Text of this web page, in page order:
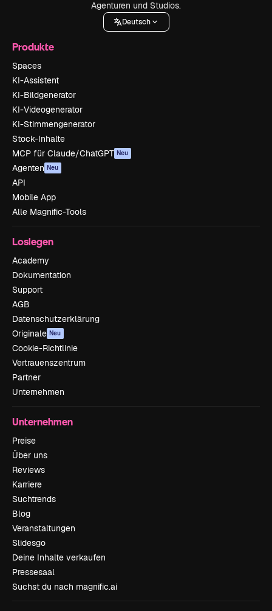
Agenturen und Studios.
Deutsch
Produkte
Spaces
KI-Assistent
KI-Bildgenerator
KI-Videogenerator
KI-Stimmengenerator
Stock-Inhalte
MCP für Claude/ChatGPT Neu
Agenten Neu
API
Mobile App
Alle Magnific-Tools
Loslegen
Academy
Dokumentation
Support
AGB
Datenschutzerklärung
Originale Neu
Cookie-Richtlinie
Vertrauenszentrum
Partner
Unternehmen
Unternehmen
Preise
Über uns
Reviews
Karriere
Suchtrends
Blog
Veranstaltungen
Slidesgo
Deine Inhalte verkaufen
Pressesaal
Suchst du nach magnific.ai